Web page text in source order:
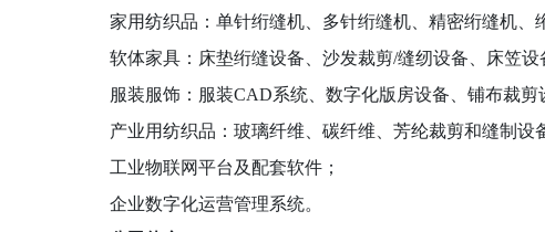
家用纺织品：单针绗缝机、多针绗缝机、精密绗缝机、
软体家具：床垫绗缝设备、沙发裁剪/缝纫设备、床笠设
服装服饰：服装CAD系统、数字化版房设备、铺布裁剪
产业用纺织品：玻璃纤维、碳纤维、芳纶裁剪和缝制设
工业物联网平台及配套软件 ；
企业数字化运营管理系统。